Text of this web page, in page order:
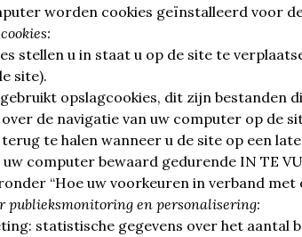
worden cookies geïnstalleerd voor
stellen u in staat u op de site te
site).
gebruikt opslagcookies, dit zijn
de navigatie van uw computer op de
te halen wanneer u de site op een
computer bewaard gedurende IN TE
“Hoe uw voorkeuren in verband met
publieksmonitoring en personalisering:
statistische gegevens over het aantal